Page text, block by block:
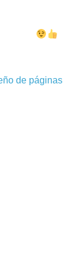
de páginas